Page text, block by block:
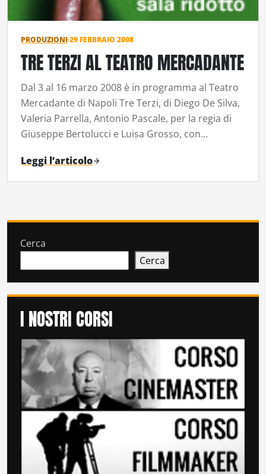
PRODUZIONI·29 FEBBRAIO 2008
TRE TERZI AL TEATRO MERCADANTE
Dal 3 al 16 marzo 2008 è in programma al Teatro
Mercadante di Napoli Tre Terzi, di Diego De Silva,
Valeria Parrella, Antonio Pascale, per la regia di
Giuseppe Bertolucci e Luisa Grosso, con…
Leggi l’articolo
Cerca
Cerca
I NOSTRI CORSI